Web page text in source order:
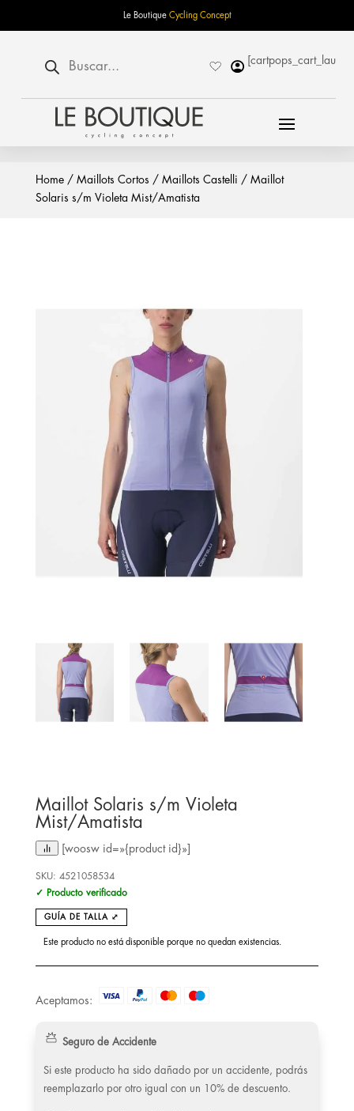
Le Boutique Cycling Concept
productos
Home/ Maillots Cortos / Maillots Castelli / Maillot
Solaris s/m Violeta Mist/Amatista
Maillot Solaris s/m Violeta
Mist/Amatista
[woosw id=»{product id}»]
SKU: 4521058534
✓ Producto verificado
GUÍA DE TALLA ⤢
Este producto no está disponible porque no quedan existencias.
Aceptamos:
Seguro de Accidente
Si este producto ha sido dañado por un accidente, podrás
reemplazarlo por otro igual con un 10% de descuento.